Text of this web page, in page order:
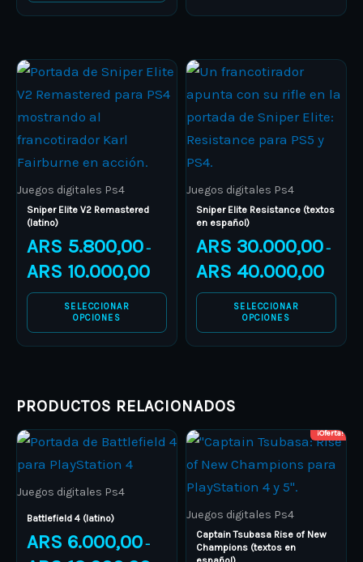
Juegos digitales Ps4
Sniper Elite V2 Remastered
(latino)
ARS 5.800,00 –
ARS 10.000,00
Price
range:
ARS 5.800,00
ARS 10.000,00
SELECCIONAR
OPCIONES
This
product
has
multiple
variants.
The
options
may
be
chosen
on
product
Juegos digitales Ps4
Sniper Elite Resistance (textos
en español)
ARS 30.000,00 –
ARS 40.000,00
Price
ARS
ARS
SELECCIONAR
OPCIONES
This
product
has
multiple
variants.
The
options
may
be
chosen
on
product
PRODUCTOS RELACIONADOS
Juegos digitales Ps4
Battlefield 4 (latino)
ARS 6.000,00 –
Price
range:
ARS 6.000,00
ARS 12.000,00
This
product
has
The
¡Oferta!
Juegos digitales Ps4
Captain Tsubasa Rise of New
Champions (textos en
Price
range:
ARS
This
product
has
multiple
variants.
The